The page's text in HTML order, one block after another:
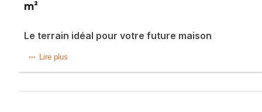
m²
Le terrain idéal pour votre future maison
Terrain à bâtir de 407 m², entièrement viabilisé, situé dans
Lire plus